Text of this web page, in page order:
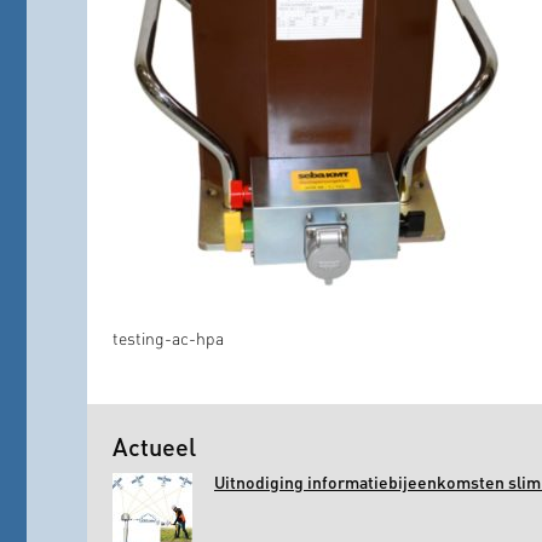
testing-ac-hpa
Actueel
Uitnodiging informatiebijeenkomsten